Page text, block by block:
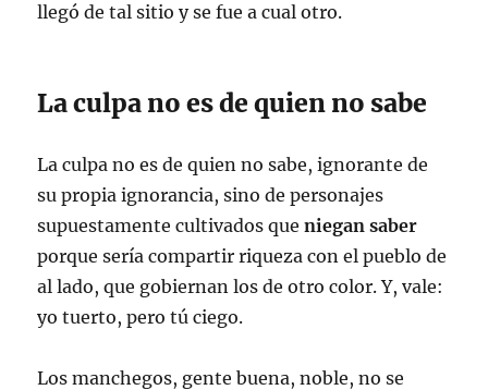
llegó de tal sitio y se fue a cual otro.
La culpa no es de quien no sabe
La culpa no es de quien no sabe, ignorante de
su propia ignorancia, sino de personajes
supuestamente cultivados queniegan saber
porque sería compartir riqueza con el pueblo de
al lado, que gobiernan los de otro color. Y, vale:
yo tuerto, pero tú ciego.
Los manchegos, gente buena, noble, no se